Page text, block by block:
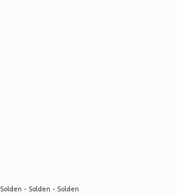
Solden - Solden - Solden